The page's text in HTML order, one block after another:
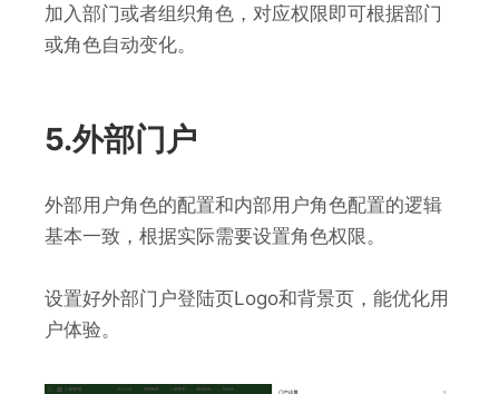
加入部门或者组织角色，对应权限即可根据部门
或角色自动变化。
5.外部门户
外部用户角色的配置和内部用户角色配置的逻辑
基本一致，根据实际需要设置角色权限。
设置好外部门户登陆页Logo和背景页，能优化用
户体验。